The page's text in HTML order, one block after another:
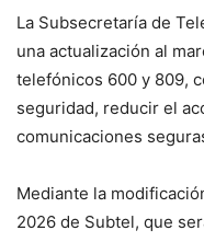
La Subsecretaría de
una actualización al
telefónicos 600 y 809,
seguridad, reducir el
comunicaciones
Mediante la
2026 de Subtel, que